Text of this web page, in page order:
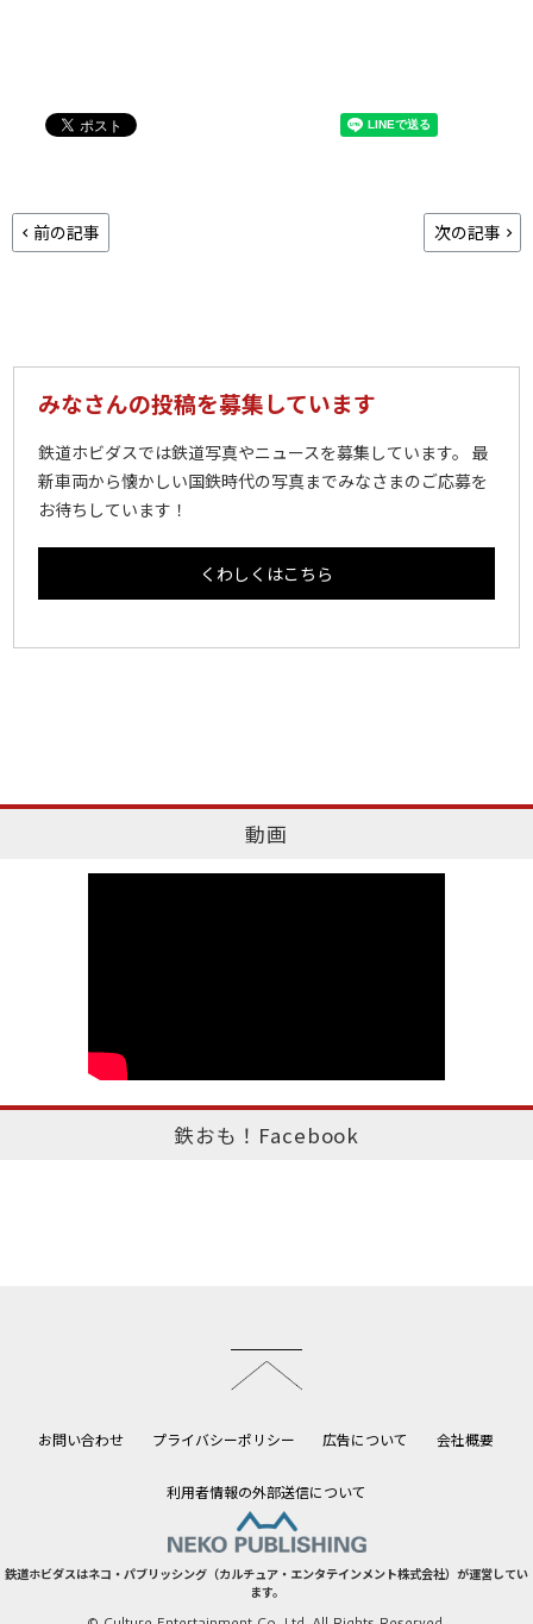
前の記事 次の記事
みなさんの投稿を募集しています
鉄道ホビダスでは鉄道写真やニュースを募集しています。 最
新車両から懐かしい国鉄時代の写真までみなさまのご応募を
お待ちしています！
くわしくはこちら
動画
鉄おも！Facebook
お問い合わせ プライバシーポリシー 広告について 会社概要
利用者情報の外部送信について
鉄道ホビダスはネコ・パブリッシング（カルチュア・エンタテインメント株式会社）が運営してい
ます。